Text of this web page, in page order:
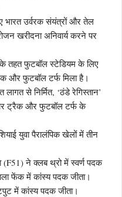
भारत उर्वरक संयंत्रों और तेल
खरीदना अनिवार्य करने पर
के तहत फुटबॉल स्टेडियम के लिए
और फुटबॉल टर्फ मिला है।
से निर्मित, ‘ठंडे रेगिस्तान’
ट्रैक और फुटबॉल टर्फ के
युवा पैरालंपिक खेलों में तीन
(F51) ने क्लब थ्रो में स्वर्ण पदक
फेंक में कांस्य पदक जीता।
में कांस्य पदक जीता।